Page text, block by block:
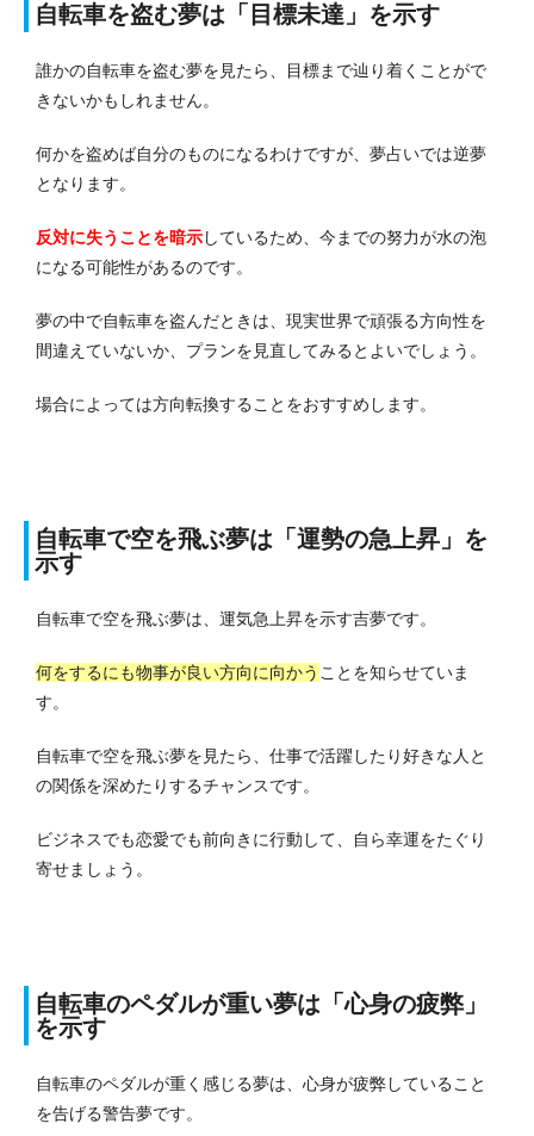
自転車を盗む夢は「目標未達」を示す
誰かの自転車を盗む夢を見たら、目標まで辿り着くことがで
きないかもしれません。
何かを盗めば自分のものになるわけですが、夢占いでは逆夢
となります。
反対に失うことを暗示しているため、今までの努力が水の泡
になる可能性があるのです。
夢の中で自転車を盗んだときは、現実世界で頑張る方向性を
間違えていないか、プランを見直してみるとよいでしょう。
場合によっては方向転換することをおすすめします。
自転車で空を飛ぶ夢は「運勢の急上昇」を
示す
自転車で空を飛ぶ夢は、運気急上昇を示す吉夢です。
何をするにも物事が良い方向に向かう ことを知らせていま
す。
自転車で空を飛ぶ夢を見たら、仕事で活躍したり好きな人と
の関係を深めたりするチャンスです。
ビジネスでも恋愛でも前向きに行動して、自ら幸運をたぐり
寄せましょう。
自転車のペダルが重い夢は「心身の疲弊」
を示す
自転車のペダルが重く感じる夢は、心身が疲弊していること
を告げる警告夢です。